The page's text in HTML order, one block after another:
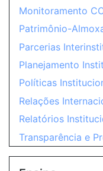
Monitoramento
Patrimônio-
Parcerias
Planejamento
Políticas
Relações
Relatórios
Transparência e